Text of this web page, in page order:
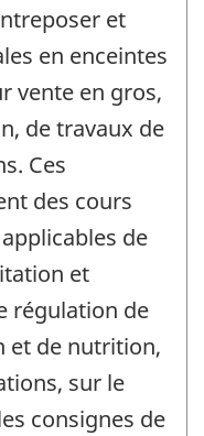
et
en enceintes
vente en gros,
de travaux de
Ces
des cours
de
et
régulation de
et de nutrition,
sur le
consignes de